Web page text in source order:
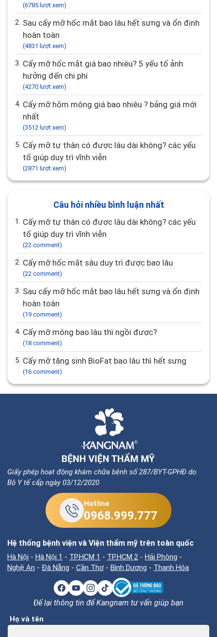
(6785 lượt xem)
2. Sau cấy mỡ hốc mắt bao lâu hết sưng và ổn định
hoàn toàn
(4831 lượt xem)
3. Cấy mỡ hốc mắt giá bao nhiêu? 5 yếu tố ảnh
hưởng đến chi phí
(4270 lượt xem)
4. Cấy mỡ hõm mông giá bao nhiêu ? bảng giá mới
nhất
(3512 lượt xem)
5. Cấy mỡ tự thân có được lâu dài không? các yếu
tố giúp duy trì vĩnh viễn
(2871 lượt xem)
Câu hỏi nhiều bình luận nhất
1. Cấy mỡ tự thân có được lâu dài không? các yếu
tố giúp duy trì vĩnh viễn
(22 comment)
2. Cấy mỡ hốc mắt sâu duy trì được bao lâu
(22 comment)
3. Sau cấy mỡ hốc mắt bao lâu hết sưng và ổn định
hoàn toàn
(19 comment)
4. Cấy mỡ mông bao lâu thì ngồi được?
(18 comment)
5. Cấy mỡ tăng sinh BioFat bao lâu thì hết sưng
(16 comment)
Giấy phép hoạt động khám chữa bệnh số 287/BYT-GPHĐ do
Bộ Y tế cấp ngày 03/12/2020
Hotline
0968.999.777
Hệ thống bệnh viện và Viện thẩm mỹ trên toàn quốc
Hà Nội - Hà Nội 1 - TP.HCM 1 - TP.HCM 2 - Hải Phòng -
Nghệ An - Đà Nẵng - Cần Thơ - Bình Dương - Thanh Hóa
Để lại thông tin để Kangnam tư vấn giúp bạn
Họ và tên